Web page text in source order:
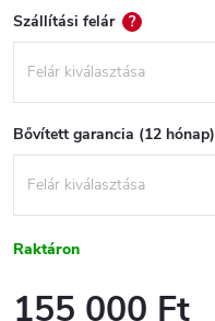
Szállítási felár ?
Bővített garancia (12 hónap)
Raktáron
155 000 Ft